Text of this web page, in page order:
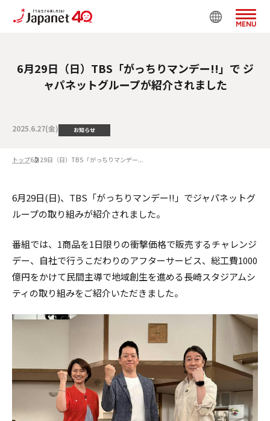
MENU
6月29日（日）TBS「がっちりマンデー!!」で ジ
ャパネットグループが紹介されました
2025.6.27(金) お知らせ
トップ6月29日（日）TBS「がっちりマンデー...
6月29日(日)、TBS「がっちりマンデー!!」でジャパネットグ
ループの取り組みが紹介されました。
番組では、1商品を1日限りの衝撃価格で販売するチャレンジ
デー、自社で行うこだわりのアフターサービス、総工費1000
億円をかけて民間主導で地域創生を進める長崎スタジアムシ
ティの取り組みをご紹介いただきました。